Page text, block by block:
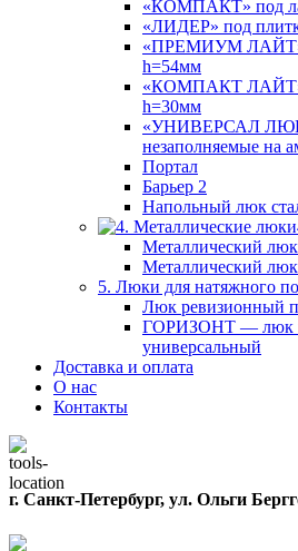
«КОМПАКТ» под
«ЛИДЕР» под
«ПРЕМИУМ ЛАЙТ»
h=54мм
«КОМПАКТ ЛАЙТ»
h=30мм
«УНИВЕРСАЛ
незаполняемые на
Портал
Барьер 2
Напольный люк
Металлический
Металлический
5. Люки для натяжного
Люк ревизионный
ГОРИЗОНТ — люк
универсальный
Доставка и оплата
О нас
Контакты
г. Санкт-Петербург, ул. Ольги